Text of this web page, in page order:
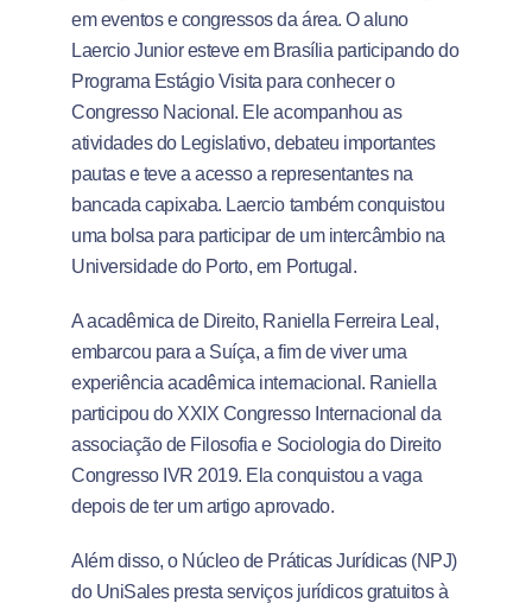
em eventos e congressos da área. O aluno
Laercio Junior esteve em Brasília participando do
Programa Estágio Visita para conhecer o
Congresso Nacional. Ele acompanhou as
atividades do Legislativo, debateu importantes
pautas e teve a acesso a representantes na
bancada capixaba. Laercio também conquistou
uma bolsa para participar de um intercâmbio na
Universidade do Porto, em Portugal.
A acadêmica de Direito, Raniella Ferreira Leal,
embarcou para a Suíça, a fim de viver uma
experiência acadêmica internacional. Raniella
participou do XXIX Congresso Internacional da
associação de Filosofia e Sociologia do Direito
Congresso IVR 2019. Ela conquistou a vaga
depois de ter um artigo aprovado.
Além disso, o Núcleo de Práticas Jurídicas (NPJ)
do UniSales presta serviços jurídicos gratuitos à